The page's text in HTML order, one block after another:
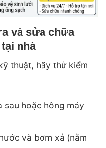
và sửa chữa
nhà
thuật, hãy thử kiểm
sau hoặc hông máy
và bơm xả (nằm